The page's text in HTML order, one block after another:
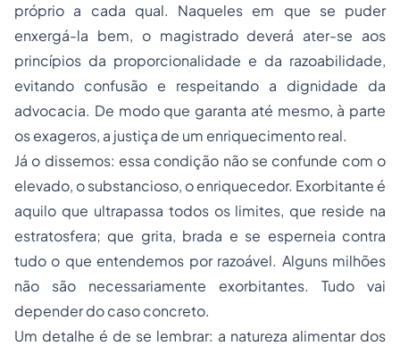
próprio a cada qual. Naqueles em que se puder
enxergá-la bem, o magistrado deverá ater-se aos
princípios da proporcionalidade e da razoabilidade,
evitando confusão e respeitando a dignidade da
advocacia. De modo que garanta até mesmo, à parte
os exageros, a justiça de um enriquecimento real.
Já o dissemos: essa condição não se confunde com o
elevado, o substancioso, o enriquecedor. Exorbitante é
aquilo que ultrapassa todos os limites, que reside na
estratosfera; que grita, brada e se esperneia contra
tudo o que entendemos por razoável. Alguns milhões
não são necessariamente exorbitantes. Tudo vai
depender do caso concreto.
Um detalhe é de se lembrar: a natureza alimentar dos